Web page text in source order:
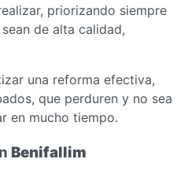
priorizando siempre
de alta calidad,
una reforma efectiva,
que perduren y no sea
en mucho tiempo.
Benifallim